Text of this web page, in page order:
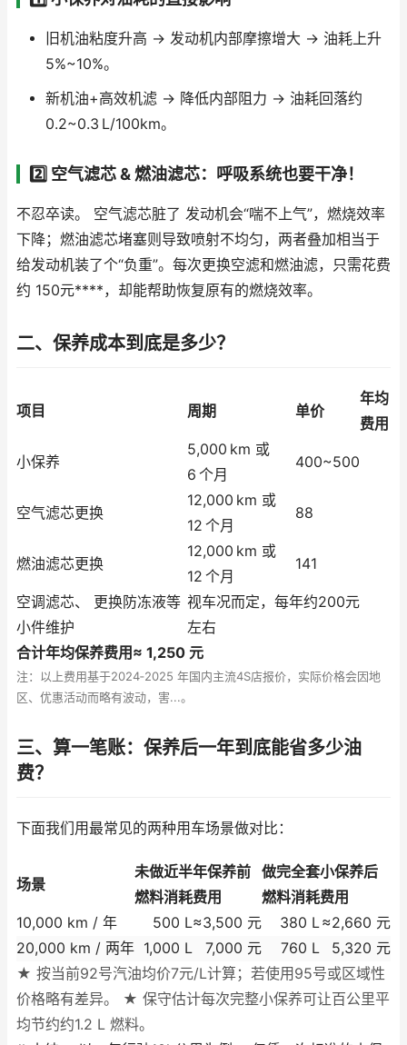
旧机油粘度升高 → 发动机内部摩擦增大 → 油耗上升
5%~10%。
新机油+高效机滤 → 降低内部阻力 → 油耗回落约
0.2~0.3 L/100km。
2️⃣ 空气滤芯 & 燃油滤芯：呼吸系统也要干净！
不忍卒读。 空气滤芯脏了 发动机会“喘不上气”，燃烧效率
下降；燃油滤芯堵塞则导致喷射不均匀，两者叠加相当于
给发动机装了个“负重”。每次更换空滤和燃油滤，只需花费
约 150元****，却能帮助恢复原有的燃烧效率。
二、保养成本到底是多少？
项目 周期 单价
年均
费用
小保养
5,000 km 或
6 个月
400~500
空气滤芯更换
12,000 km 或
12 个月
88
燃油滤芯更换
12,000 km 或
12 个月
141
空调滤芯、 更换防冻液等
小件维护
视车况而定，每年约200元
左右
合计年均保养费用≈ 1,250 元
注：以上费用基于2024‑2025 年国内主流4S店报价，实际价格会因地
区、优惠活动而略有波动，害...。
三、算一笔账：保养后一年到底能省多少油
费？
下面我们用最常见的两种用车场景做对比：
场景
未做近半年保养前
做完全套小保养后
燃料消耗费用 燃料消耗费用
10,000 km / 年
500 L≈3,500 元 380 L≈2,660 元
20,000 km / 两年 1,000 L 7,000 元 760 L
5,320 元
★ 按当前92号汽油均价7元/L计算；若使用95号或区域性
价格略有差异。 ★ 保守估计每次完整小保养可让百公里平
均节约约1.2 L 燃料。